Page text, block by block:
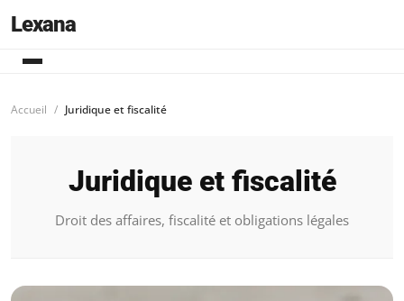
Lexana
Accueil Juridique et fiscalité
Juridique et fiscalité
Droit des affaires, fiscalité et obligations légales